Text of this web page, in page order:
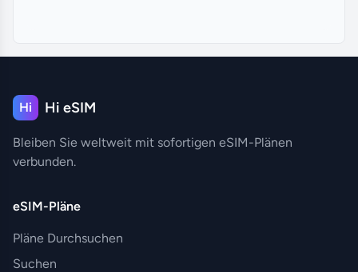
Hi Hi eSIM
Bleiben Sie weltweit mit sofortigen eSIM-Plänen
verbunden.
eSIM-Pläne
Pläne Durchsuchen
Suchen